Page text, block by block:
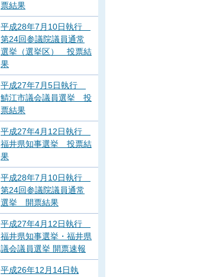
票結果
平成28年7月10日執行
第24回参議院議員通常
選挙（選挙区） 投票結
果
平成27年7月5日執行
鯖江市議会議員選挙 投
票結果
平成27年4月12日執行
福井県知事選挙 投票結
果
平成28年7月10日執行
第24回参議院議員通常
選挙 開票結果
平成27年4月12日執行
福井県知事選挙・福井県
議会議員選挙 開票速報
平成26年12月14日執